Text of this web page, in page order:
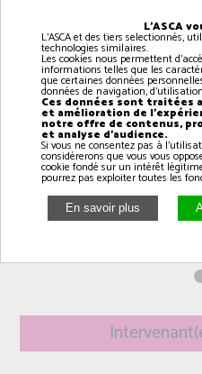
laquelle il est pratiqué.
votre silhouette, de
d’exercices au poids
matériel comme des
L'ASCA
L'ASCA et des tiers selectionnés,
technologies similaires.
Les cookies nous permettent
informations telles que les
que certaines données
données de navigation,
Ces données sont traitées
et amélioration de
notre offre de contenus,
et analyse d'audience.
Si vous ne consentez pas à
considérerons que vous vous
cookie fondé sur un intérêt
pourrez pas exploiter toutes les